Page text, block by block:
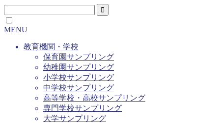
MENU
教育機関・学校
保育園サンプリング
幼稚園サンプリング
小学校サンプリング
中学校サンプリング
高等学校・高校サンプリング
専門学校サンプリング
大学サンプリング